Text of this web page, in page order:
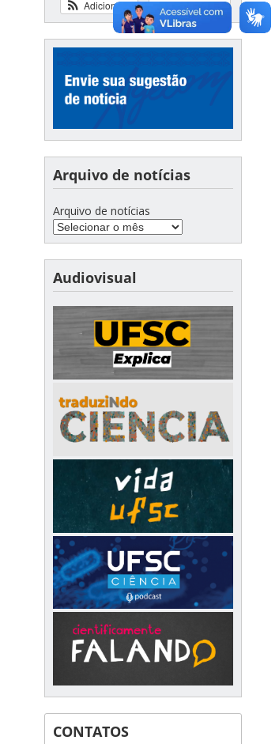
Ver calendário
Adicionar
Arquivo de notícias
Arquivo de notícias
Audiovisual
CONTATOS